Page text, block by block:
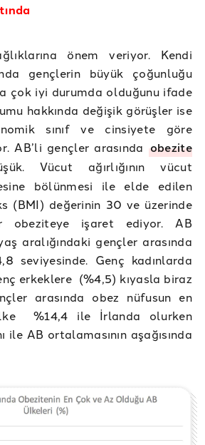
önem veriyor. Kendi
gençlerin büyük çoğunluğu
çok iyi durumda olduğunu ifade
hakkında değişik görüşler ise
sınıf ve cinsiyete göre
AB’li gençler arasında obezite
Vücut ağırlığının vücut
bölünmesi ile elde edilen
(BMI) değerinin 30 ve üzerinde
obeziteye işaret ediyor. AB
aralığındaki gençler arasında
seviyesinde. Genç kadınlarda
erkeklere (%4,5) kıyasla biraz
arasında obez nüfusun en
%14,4 ile İrlanda olurken
ile AB ortalamasının aşağısında